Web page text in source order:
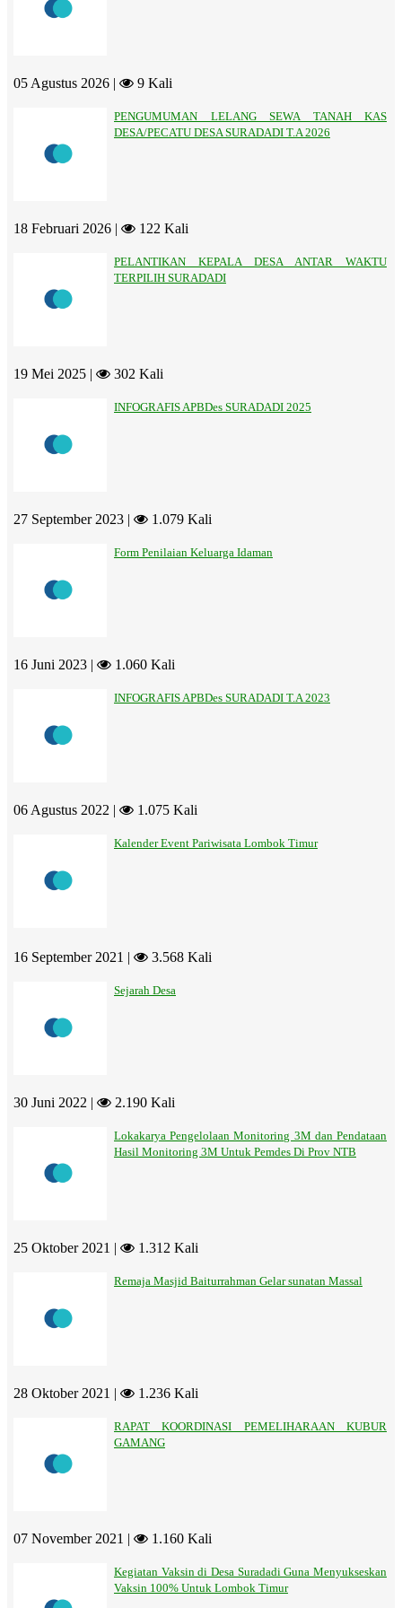
05 Agustus 2026 | 9 Kali
PENGUMUMAN LELANG SEWA TANAH KAS
DESA/PECATU DESA SURADADI T.A 2026
18 Februari 2026 | 122 Kali
PELANTIKAN KEPALA DESA ANTAR WAKTU
TERPILIH SURADADI
19 Mei 2025 | 302 Kali
INFOGRAFIS APBDes SURADADI 2025
27 September 2023 | 1.079 Kali
Form Penilaian Keluarga Idaman
16 Juni 2023 | 1.060 Kali
INFOGRAFIS APBDes SURADADI T.A 2023
06 Agustus 2022 | 1.075 Kali
Kalender Event Pariwisata Lombok Timur
16 September 2021 | 3.568 Kali
Sejarah Desa
30 Juni 2022 | 2.190 Kali
Lokakarya Pengelolaan Monitoring 3M dan Pendataan
Hasil Monitoring 3M Untuk Pemdes Di Prov NTB
25 Oktober 2021 | 1.312 Kali
Remaja Masjid Baiturrahman Gelar sunatan Massal
28 Oktober 2021 | 1.236 Kali
RAPAT KOORDINASI PEMELIHARAAN KUBUR
GAMANG
07 November 2021 | 1.160 Kali
Kegiatan Vaksin di Desa Suradadi Guna Menyukseskan
Vaksin 100% Untuk Lombok Timur